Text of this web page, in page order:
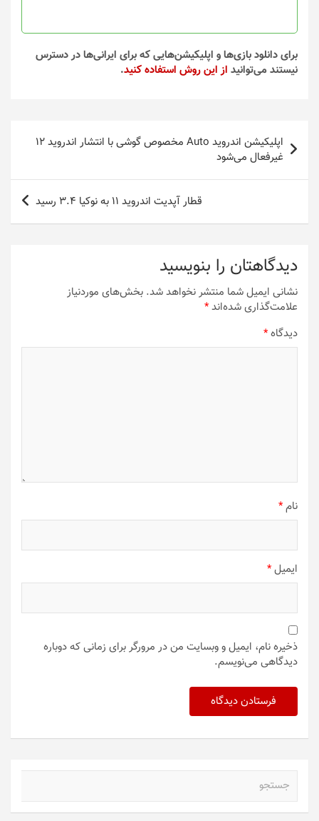
محصول
شوند
برای دانلود بازی‌ها و اپلیکیشن‌هایی که برای ایرانی‌ها در دسترس
نیستند می‌توانید از این روش استفاده کنید.
راهبری
نوشته
اپلیکیشن اندروید Auto مخصوص گوشی با انتشار اندروید ۱۲
غیرفعال می‌شود
قطار آپدیت اندروید 11 به نوکیا 3.4 رسید
دیدگاهتان را بنویسید
نشانی ایمیل شما منتشر نخواهد شد. بخش‌های موردنیاز
علامت‌گذاری شده‌اند*
دیدگاه*
نام*
ایمیل*
ذخیره نام، ایمیل و وبسایت من در مرورگر برای زمانی که دوباره
دیدگاهی می‌نویسم.